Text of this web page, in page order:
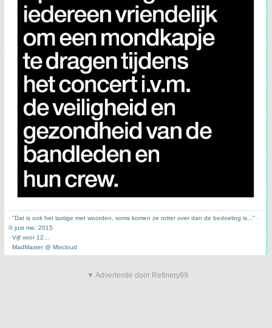
- "Dat is ook het lastige met woorden, soms komen ze rotter over dan de bedoeling is..." -
© just me, 2015
- Vijf voor 12...
- MadMaster @ Mixcloud
▼ Advertentie door Refinery89